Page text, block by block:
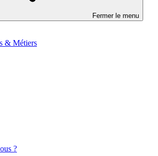
Fermer le menu
& Métiers
?